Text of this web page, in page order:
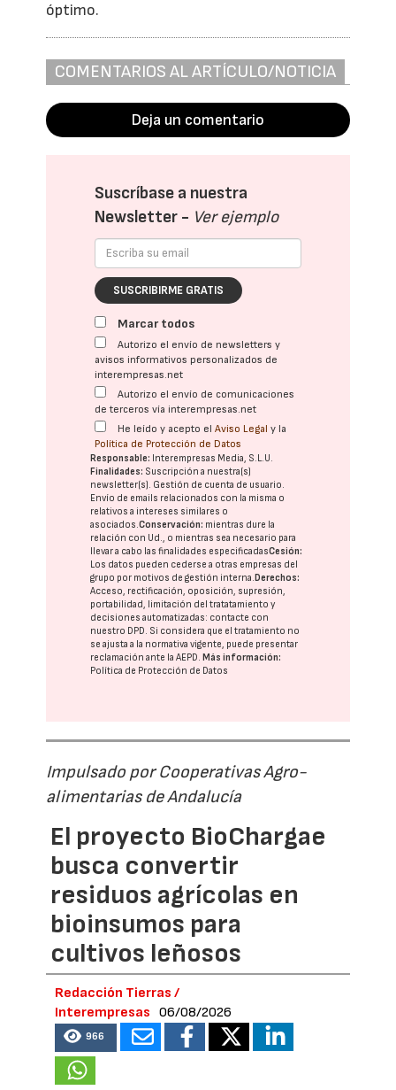
óptimo.
COMENTARIOS AL ARTÍCULO/NOTICIA
Deja un comentario
Suscríbase a nuestra
Newsletter - Ver ejemplo
SUSCRIBIRME GRATIS
Marcar todos
Autorizo el envío de newsletters y
avisos informativos personalizados de
interempresas.net
Autorizo el envío de comunicaciones
de terceros vía interempresas.net
He leído y acepto elAviso Legal y la
Política de Protección de Datos
Responsable: Interempresas Media, S.L.U.
Finalidades: Suscripción a nuestra(s)
newsletter(s). Gestión de cuenta de usuario.
Envío de emails relacionados con la misma o
relativos a intereses similares o
asociados.Conservación: mientras dure la
relación con Ud., o mientras sea necesario para
llevar a cabo las finalidades especificadasCesión:
Los datos pueden cederse a otras empresas del
grupo por motivos de gestión interna.Derechos:
Acceso, rectificación, oposición, supresión,
portabilidad, limitación del tratatamiento y
decisiones automatizadas: contacte con
nuestro DPD. Si considera que el tratamiento no
se ajusta a la normativa vigente, puede presentar
reclamación ante laAEPD.Más información:
Política de Protección de Datos
Impulsado por Cooperativas Agro-
alimentarias de Andalucía
El proyecto BioChargae
busca convertir
residuos agrícolas en
bioinsumos para
cultivos leñosos
Redacción Tierras /
Interempresas
06/08/2026
966